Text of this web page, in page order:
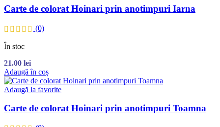
Carte de colorat Hoinari prin anotimpuri Iarna
(0)
În stoc
21.00 lei
Adaugă în coș
Adaugă la favorite
Carte de colorat Hoinari prin anotimpuri Toamna